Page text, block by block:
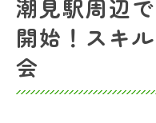
児童指導員と
場
未来の自分を
潮見駅周辺
開始！スキ
会